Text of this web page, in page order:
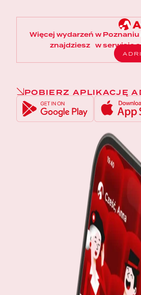
Więcej wydarzeń w Poznaniu
znajdziesz w serwisie
POBIERZ APLIKACJĘ